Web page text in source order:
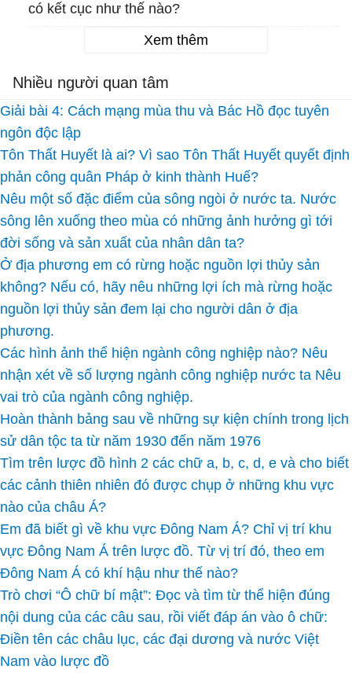
có kết cục như thế nào?
Xem thêm
Nhiều người quan tâm
Giải bài 4: Cách mạng mùa thu và Bác Hồ đọc tuyên
ngôn độc lập
Tôn Thất Huyết là ai? Vì sao Tôn Thất Huyết quyết định
phản công quân Pháp ở kinh thành Huế?
Nêu một số đặc điểm của sông ngòi ở nước ta. Nước
sông lên xuống theo mùa có những ảnh hưởng gì tới
đời sống và sản xuất của nhân dân ta?
Ở địa phương em có rừng hoặc nguồn lợi thủy sản
không? Nếu có, hãy nêu những lợi ích mà rừng hoặc
nguồn lợi thủy sản đem lại cho người dân ở địa
phương.
Các hình ảnh thể hiện ngành công nghiệp nào? Nêu
nhận xét về số lượng ngành công nghiệp nước ta Nêu
vai trò của ngành công nghiệp.
Hoàn thành bảng sau về những sự kiện chính trong lịch
sử dân tộc ta từ năm 1930 đến năm 1976
Tìm trên lược đồ hình 2 các chữ a, b, c, d, e và cho biết
các cảnh thiên nhiên đó được chụp ở những khu vực
nào của châu Á?
Em đã biết gì về khu vực Đông Nam Á? Chỉ vị trí khu
vực Đông Nam Á trên lược đồ. Từ vị trí đó, theo em
Đông Nam Á có khí hậu như thế nào?
Trò chơi “Ô chữ bí mật”: Đọc và tìm từ thể hiện đúng
nội dung của các câu sau, rồi viết đáp án vào ô chữ:
Điền tên các châu lục, các đại dương và nước Việt
Nam vào lược đồ